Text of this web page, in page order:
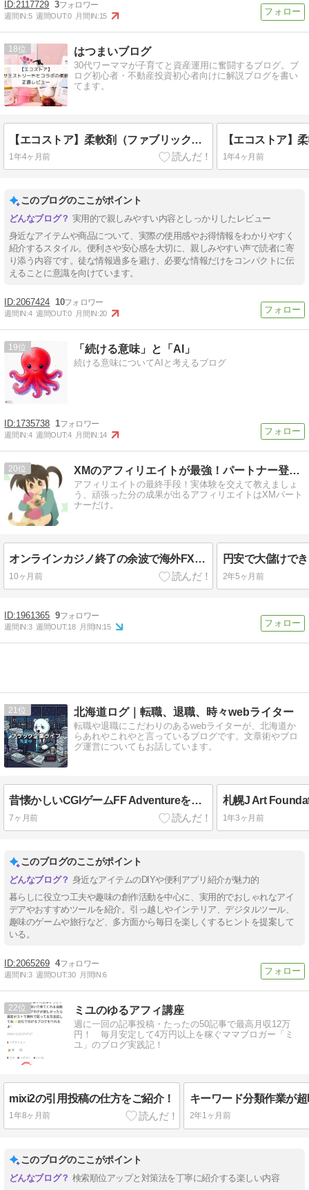
2117729 3
週間IN:5 週間OUT:0 月間IN:15
18 はつまいブログ
30代ワーママが子育てと資産運用に奮闘するブログ。ブ
ログ初心者・不動産投資初心者向けに解説ブログを書い
てます。
【エコストア】柔軟剤（ファブリックソフナー）を使ってみた（正直レビュー）
1年4ヶ月前 1年4ヶ月前
このブログのここがポイント
実用的で親しみやすい内容としっかりしたレビュー
身近なアイテムや商品について、実際の使用感やお得情報をわかりやすく
紹介するスタイル。便利さや安心感を大切に、親しみやすい声で読者に寄
り添う内容です。徒な情報過多を避け、必要な情報だけをコンパクトに伝
えることに意識を向けています。
2067424 10
週間IN:4 週間OUT:0 月間IN:20
19 「続ける意味」と「AI」
続ける意味についてAIと考えるブログ
1735738 1
週間IN:4 週間OUT:4 月間IN:14
20 XMのアフィリエイトが最強！パートナー登録した瞬間に人生が…
アフィリエイトの最終手段！実体験を交えて教えましょ
う、頑張った分の成果が出るアフィリエイトはXMパート
ナーだけ。
オンラインカジノ終了の余波で海外FXアフィリエイトも終了。
10ヶ月前 2年5ヶ月前
1961365 9
週間IN:3 週間OUT:18 月間IN:15
21 北海道ログ｜転職、退職、時々webライター
転職や退職にこだわりのあるwebライターが、北海道か
らあれやこれやと言っているブログです。文章術やブロ
グ運営についてもお話しています。
昔懐かしいCGIゲームFF Adventureをリメイクしたクリックゲームを作りました
7ヶ月前 1年3ヶ月前
このブログのここがポイント
身近なアイテムのDIYや便利アプリ紹介が魅力的
暮らしに役立つ工夫や趣味の創作活動を中心に、実用的でおしゃれなアイ
デアやおすすめツールを紹介。引っ越しやインテリア、デジタルツール、
趣味のゲームや旅行など、多方面から毎日を楽しくするヒントを提案して
いる。
2065269 4
週間IN:3 週間OUT:30 月間IN:6
22 ミユのゆるアフィ講座
週に一回の記事投稿・たったの50記事で最高月収12万
円！ 毎月安定して4万円以上を稼ぐママブロガー「ミ
ユ」のブログ実践記！
mixi2の引用投稿の仕方をご紹介！
1年8ヶ月前 2年1ヶ月前
このブログのここがポイント
検索順位アップと対策法を丁寧に紹介する楽しい内容